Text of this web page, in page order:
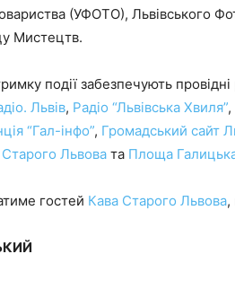
(УФОТО), Львівського
Мистецтв.
події забезпечують
Львів, Радіо “Львівська Хвиля”,
“Гал-інфо”, Громадський сайт
Старого Львова та Площа
гостей Кава Старого Львова,